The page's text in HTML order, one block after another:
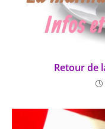
Retour de